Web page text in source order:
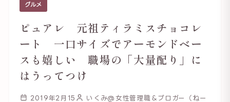
グルメ
ピュアレ 元祖ティラミスチョコレ
ート 一口サイズでアーモンドベー
スも嬉しい 職場の「大量配り」に
はうってつけ
2019年2月15
いくみ@女性管理職＆ブロガー（ねー